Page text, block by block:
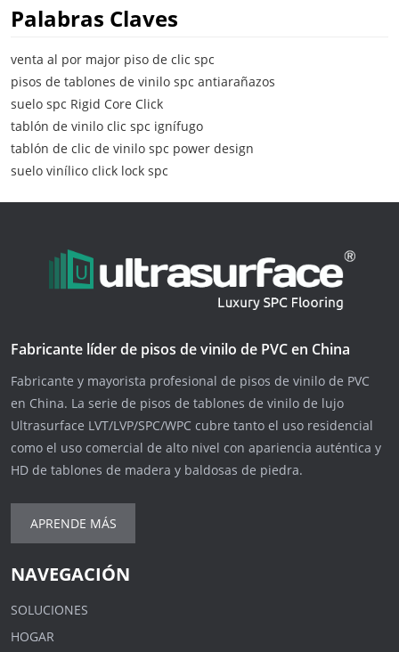
Palabras Claves
venta al por major piso de clic spc
pisos de tablones de vinilo spc antiarañazos
suelo spc Rigid Core Click
tablón de vinilo clic spc ignífugo
tablón de clic de vinilo spc power design
suelo vinílico click lock spc
Fabricante líder de pisos de vinilo de PVC en China
Fabricante y mayorista profesional de pisos de vinilo de PVC
en China. La serie de pisos de tablones de vinilo de lujo
Ultrasurface LVT/LVP/SPC/WPC cubre tanto el uso residencial
como el uso comercial de alto nivel con apariencia auténtica y
HD de tablones de madera y baldosas de piedra.
APRENDE MÁS
NAVEGACIÓN
SOLUCIONES
HOGAR